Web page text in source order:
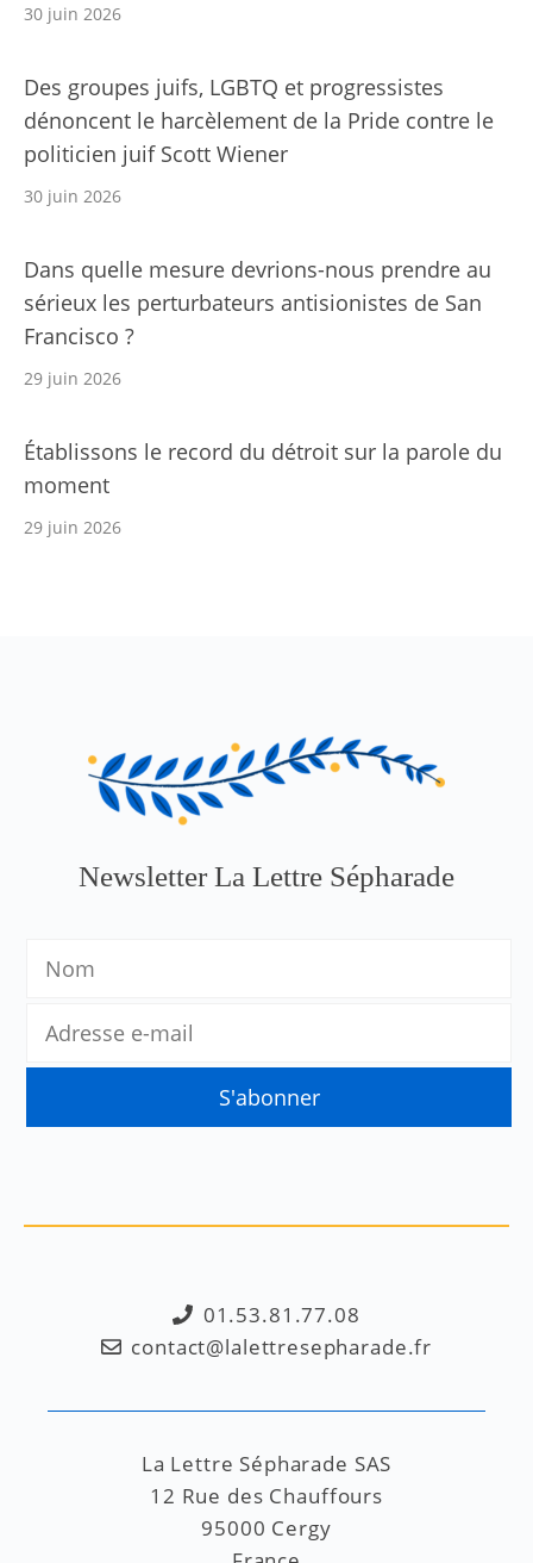
30 juin 2026
Des groupes juifs, LGBTQ et progressistes
dénoncent le harcèlement de la Pride contre le
politicien juif Scott Wiener
30 juin 2026
Dans quelle mesure devrions-nous prendre au
sérieux les perturbateurs antisionistes de San
Francisco ?
29 juin 2026
Établissons le record du détroit sur la parole du
moment
29 juin 2026
Newsletter La Lettre Sépharade
01.53.81.77.08
contact@lalettresepharade.fr
La Lettre Sépharade SAS
12 Rue des Chauffours
95000 Cergy